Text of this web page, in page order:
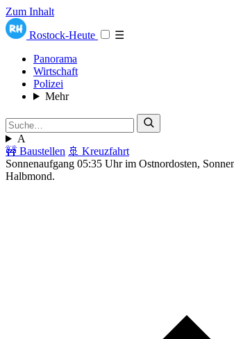
Zum Inhalt
Rostock-Heute
☰
Panorama
Wirtschaft
Polizei
Mehr
A
🚧 Baustellen 🚢 Kreuzfahrt
Sonnenaufgang 05:35 Uhr im Ostnordosten,
Halbmond.